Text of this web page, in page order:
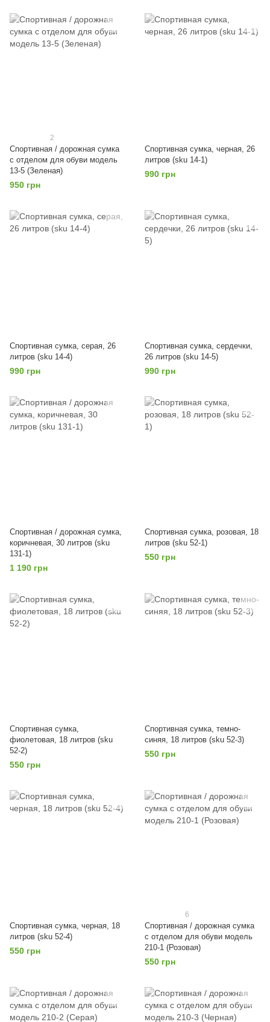
2
Спортивная / дорожная сумка
с отделом для обуви модель
13-5 (Зеленая)
950 грн
Спортивная сумка, черная, 26
литров (sku 14-1)
990 грн
Спортивная сумка, серая, 26
литров (sku 14-4)
990 грн
Спортивная сумка, сердечки,
26 литров (sku 14-5)
990 грн
Спортивная / дорожная сумка,
коричневая, 30 литров (sku
131-1)
1 190 грн
Спортивная сумка, розовая, 18
литров (sku 52-1)
550 грн
Спортивная сумка,
фиолетовая, 18 литров (sku
52-2)
550 грн
Спортивная сумка, темно-
синяя, 18 литров (sku 52-3)
550 грн
Спортивная сумка, черная, 18
литров (sku 52-4)
550 грн
6
Спортивная / дорожная сумка
с отделом для обуви модель
210-1 (Розовая)
550 грн